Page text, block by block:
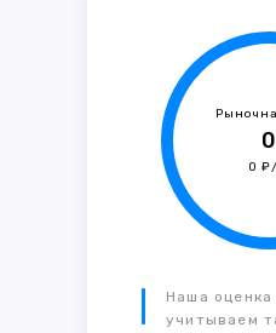
0
0
Наша
учитываем